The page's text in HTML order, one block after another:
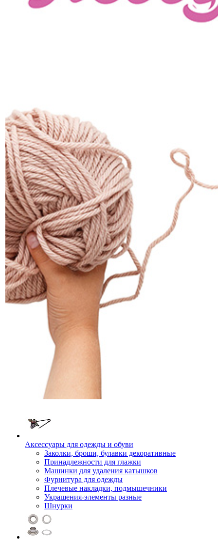
Аксессуары для одежды и обуви
Заколки, броши, булавки декоративные
Принадлежности для глажки
Машинки для удаления катышков
Фурнитура для одежды
Плечевые накладки, подмышечники
Украшения-элементы разные
Шнурки